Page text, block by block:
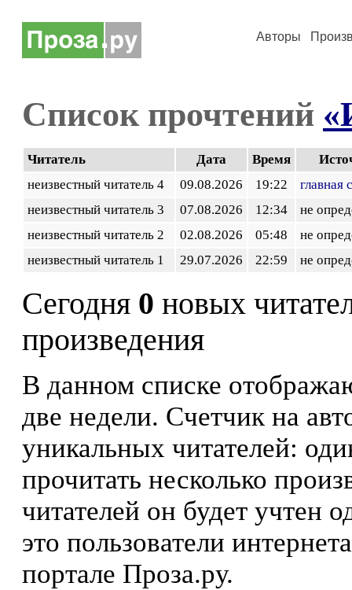
Авторы
Список прочтений
Читатель Дата Время
неизвестный читатель 4
09.08.2026 19:22
главная
неизвестный читатель 3
07.08.2026 12:34
не
неизвестный читатель 2
02.08.2026 05:48
не
неизвестный читатель 1
29.07.2026 22:59 не
Сегодня 0 новых
произведения
В данном списке
две недели. Счетчик на
уникальных читателей:
прочитать несколько
читателей он будет учтен
это пользователи
портале Проза.ру.